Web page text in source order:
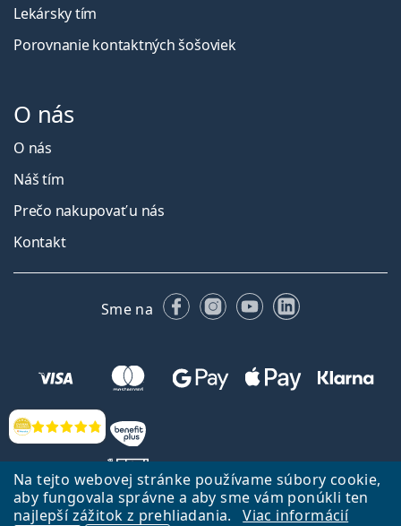
Na tejto webovej stránke používame súbory cookie,
aby fungovala správne a aby sme vám ponúkli ten
najlepší zážitok z prehliadania.
Viac informácií
Hodnotenia
Lekársky tím
Porovnanie kontaktných šošoviek
O nás
O nás
Náš tím
Prečo nakupovať u nás
Kontakt
Sme na FacebookuInstagrame
YouTubeLinkedIn